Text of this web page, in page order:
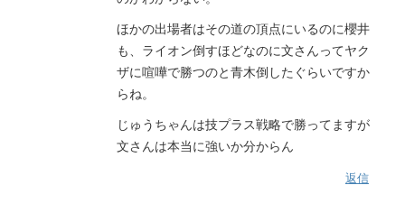
ほかの出場者はその道の頂点にいるのに櫻井
も、ライオン倒すほどなのに文さんってヤク
ザに喧嘩で勝つのと青木倒したぐらいですか
らね。
じゅうちゃんは技プラス戦略で勝ってますが
文さんは本当に強いか分からん
返信